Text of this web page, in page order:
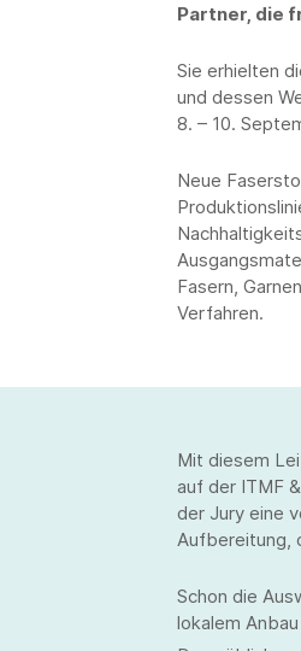
Partner, die
Sie erhielten
und dessen
8. – 10.
Neue
Fasern,
Verfahren.
Mit diesem
auf der ITMF
der Jury eine
Aufbereitung,
Schon die
lokalem